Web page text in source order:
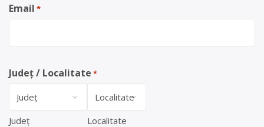
Email *
Județ / Localitate *
Județ Localitate